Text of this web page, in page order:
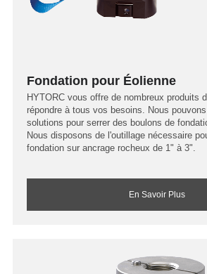
Fondation pour Éolienne
HYTORC vous offre de nombreux produits
répondre à tous vos besoins. Nous
solutions pour serrer des boulons de
Nous disposons de l'outillage nécessaire
fondation sur ancrage rocheux de 1" à 3".
En Savoir Plus